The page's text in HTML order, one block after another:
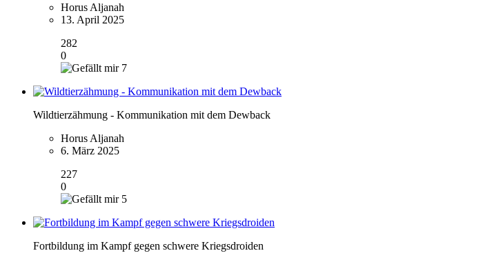
Horus Aljanah
13. April 2025
282
0
7
Wildtierzähmung - Kommunikation mit dem Dewback
Horus Aljanah
6. März 2025
227
0
5
Fortbildung im Kampf gegen schwere Kriegsdroiden